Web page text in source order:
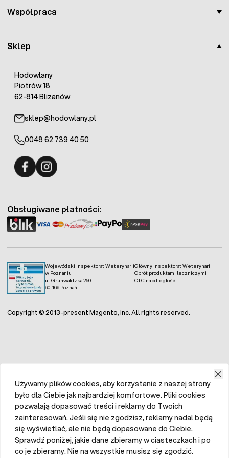
Sklep
Hodowlany
Piotrów 18
62-814 Blizanów
sklep@hodowlany.pl
0048 62 739 40 50
Współpraca
Wojewódzki Inspektorat Weterynarii
w Poznaniu
ul. Grunwaldzka 250
60-166 Poznań
Główny Inspektorat Weterynarii
Obrót produktami leczniczymi
OTC na odległość
Obsługiwane płatności:
Copyright © 2013-present Magento, Inc. All rights reserved.
Używamy plików cookies, aby korzystanie z naszej strony
było dla Ciebie jak najbardziej komfortowe. Pliki cookies
pozwalają dopasować treści i reklamy do Twoich
zainteresowań. Jeśli się nie zgodzisz, reklamy nadal będą
się wyświetlać, ale nie będą dopasowane do Ciebie.
Sprawdź poniżej, jakie dane zbieramy w ciasteczkach i po
co je zbieramy. Nie na wszystkie musisz się zgodzić.